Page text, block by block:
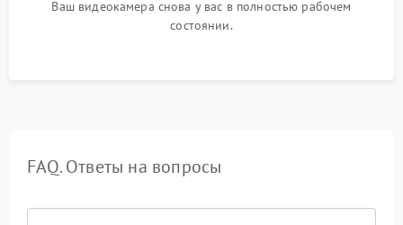
Ваш видеокамера снова у вас в полностью рабочем
состоянии.
FAQ. Ответы на вопросы